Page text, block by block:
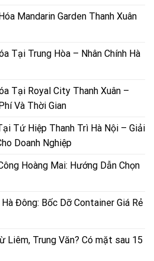
Mandarin Garden Thanh Xuân
Tại Trung Hòa – Nhân Chính Hà
Tại Royal City Thanh Xuân –
Và Thời Gian
Tứ Hiệp Thanh Trì Hà Nội – Giải
Doanh Nghiệp
Hoàng Mai: Hướng Dẫn Chọn
Đông: Bốc Dỡ Container Giá Rẻ
Liêm, Trung Văn? Có mặt sau 15